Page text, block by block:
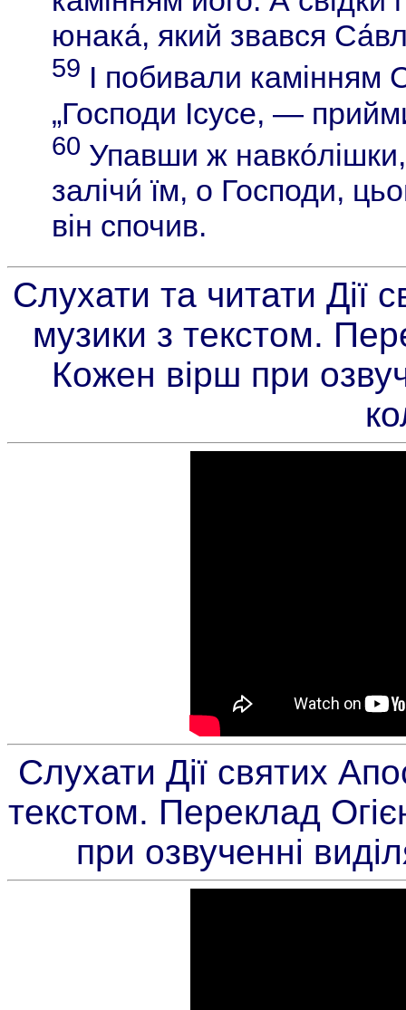
юнака́, який звався
59 І побивали
„Господи Ісусе, —
60 Упавши ж
залічи́ їм, о Господи,
він спочив.
Слухати та читати Дії
музики з текстом.
Кожен вірш при
Слухати Дії святих
текстом. Переклад
при озвученні